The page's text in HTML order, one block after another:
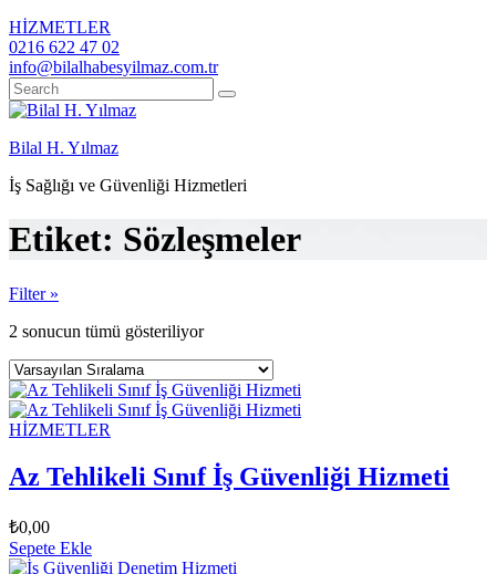
HİZMETLER
0216 622 47 02
info@bilalhabesyilmaz.com.tr
Bilal H. Yılmaz
İş Sağlığı ve Güvenliği Hizmetleri
Etiket: Sözleşmeler
Filter »
2 sonucun tümü gösteriliyor
HİZMETLER
Az Tehlikeli Sınıf İş Güvenliği Hizmeti
₺0,00
Sepete Ekle